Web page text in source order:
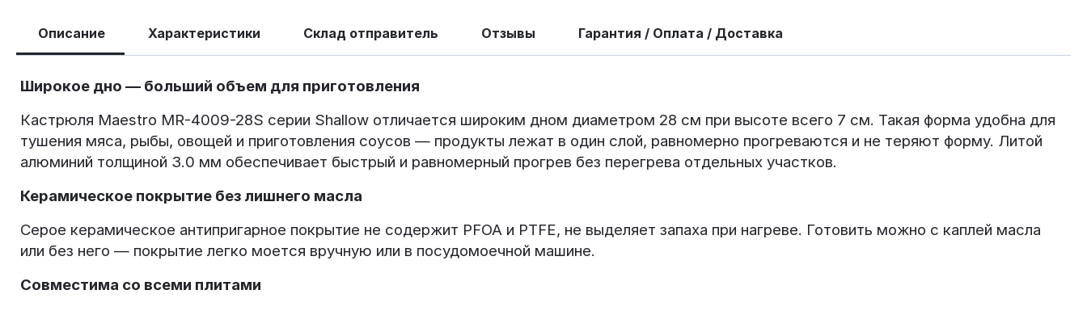
Описание Характеристики Склад отправитель Отзывы Гарантия / Оплата / Доставка
Широкое дно — больший объем для приготовления
Кастрюля Maestro MR-4009-28S серии Shallow отличается широким дном диаметром 28 см при высоте всего 7 см. Такая форма удобна для
тушения мяса, рыбы, овощей и приготовления соусов — продукты лежат в один слой, равномерно прогреваются и не теряют форму. Литой
алюминий толщиной 3.0 мм обеспечивает быстрый и равномерный прогрев без перегрева отдельных участков.
Керамическое покрытие без лишнего масла
Серое керамическое антипригарное покрытие не содержит PFOA и PTFE, не выделяет запаха при нагреве. Готовить можно с каплей масла
или без него — покрытие легко моется вручную или в посудомоечной машине.
Совместима со всеми плитами